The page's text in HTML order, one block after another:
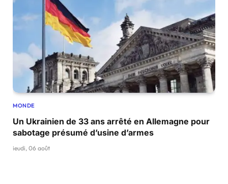
MONDE
Un Ukrainien de 33 ans arrêté en Allemagne pour
sabotage présumé d’usine d’armes
jeudi, 06 août